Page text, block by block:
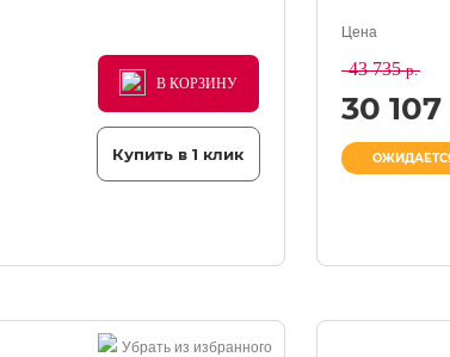
В КОРЗИНУ
В КОРЗИНУ
В КОРЗИНУ
Купить в 1 клик
Цена
43 735р.
30 107
Убрать из избранного